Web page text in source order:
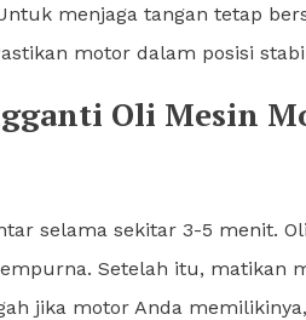
menjaga tangan tetap
motor dalam posisi
Oli Mesin
selama sekitar 3-5 menit.
Setelah itu, matikan
jika motor Anda